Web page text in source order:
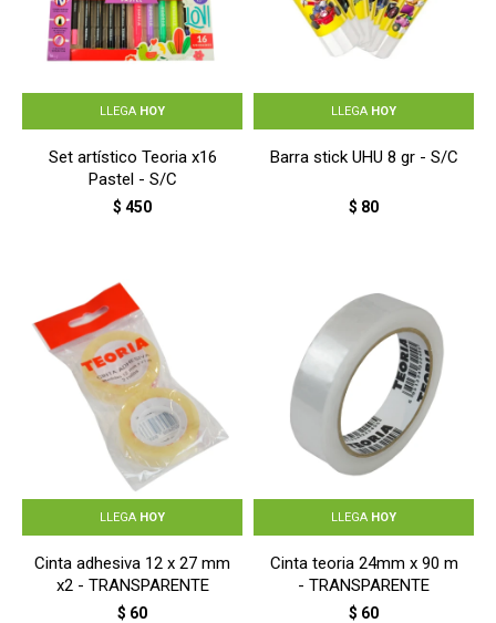
LLEGA HOY
Set artístico Teoria x16
Pastel - S/C
$ 450
LLEGA HOY
Barra stick UHU 8 gr - S/C
$ 80
LLEGA HOY
Cinta adhesiva 12 x 27 mm
x2 - TRANSPARENTE
$ 60
LLEGA HOY
Cinta teoria 24mm x 90 m
- TRANSPARENTE
$ 60